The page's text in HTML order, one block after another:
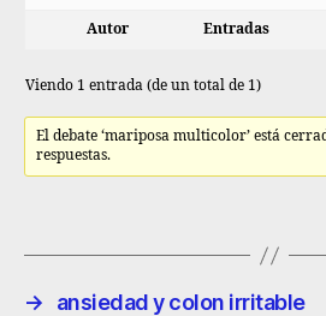
Autor Entradas
Viendo 1 entrada (de un total de 1)
El debate ‘mariposa multicolor’ está
respuestas.
→ ansiedad y colon irritable